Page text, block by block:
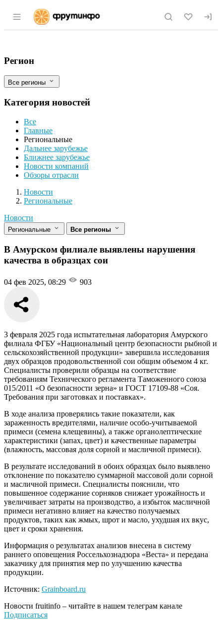
Раздел навигации по сайту fruitinfo.ru
В Амурском филиале выявлены
Фильтры
Регион
Все регионы
Категория новостей
Все
Главные
Региональные
Дальнее зарубежье
Ближнее зарубежье
Новости компаний
Обзоры отрасли
Новости
Разделы
Новости
Региональные
Новости
Региональные Все регионы
В Амурском филиале выявлены нарушения
качества в образцах сои
04 фев 2025, 08:29 903
3 февраля 2025 года испытательная лаборатория Амурского
филиала ФГБУ «Национальный центр безопасности рыбной и
сельскохозяйственной продукции» завершила исследования
двух образцов продовольственной сои общим объемом 4 кг.
Специалисты проверили образцы на соответствие
требованиям Технического регламента Таможенного союза
015/2011 «О безопасности зерна» и ГОСТ 17109-88 «Соя.
Требования при заготовках и поставках».
В ходе анализа проверялись такие показатели, как
зараженность вредителями, наличие особо-учитываемой
примеси (семена клещевины), а также органолептические
характеристики (запах, цвет) и качественные параметры
(влажность, массовая доля сорной и масличной примеси).
В результате исследований в обоих образцах было выявлено
отклонение по показателю суммарной массовой доли сорной
и масличной примеси. Специалисты пояснили, что
повышенное содержание сорняков снижает урожайность и
увеличивает затраты на производство, а избыток масличной
примеси негативно влияет на качество получаемых
продуктов, таких как жмых, шрот и масло, ухудшая их вкус,
цвет и сроки хранения.
Информация о результатах анализов внесена в систему
раннего оповещения Россельхознадзора «Веста» и передана
заказчику для принятия мер по улучшению качества
продукции.
Источник: Grainboard.ru
Новости fruitinfo – читайте в нашем телеграм канале
Подписаться